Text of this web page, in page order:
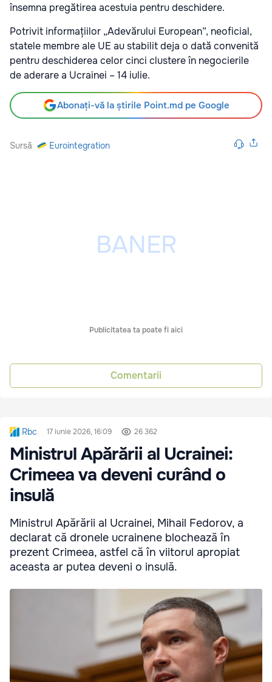
însemna pregătirea acestuia pentru deschidere.
Potrivit informațiilor „Adevărului European”, neoficial,
statele membre ale UE au stabilit deja o dată convenită
pentru deschiderea celor cinci clustere în negocierile
de aderare a Ucrainei – 14 iulie.
Abonați-vă la știrile Point.md pe Google
Sursă Eurointegration
Publicitatea ta poate fi aici
Comentarii
Rbc 17 iunie 2026, 16:09 26 362
Ministrul Apărării al Ucrainei:
Crimeea va deveni curând o
insulă
Ministrul Apărării al Ucrainei, Mihail Fedorov, a
declarat că dronele ucrainene blochează în
prezent Crimeea, astfel că în viitorul apropiat
aceasta ar putea deveni o insulă.